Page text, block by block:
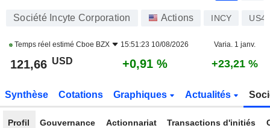
Société Incyte Corporation Actions INCY
Temps réel estimé Cboe BZX 15:51:23 10/08/2026 Varia. 1 janv.
121,66 USD +0,91 % +23,21 %
Synthèse Cotations Graphiques Actualités
Profil Gouvernance Actionnariat Transactions d'initiés